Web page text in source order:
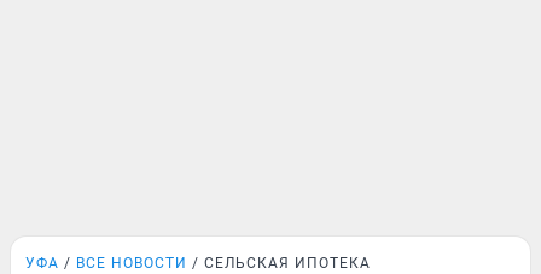
УФА ВСЕ НОВОСТИ СЕЛЬСКАЯ ИПОТЕКА